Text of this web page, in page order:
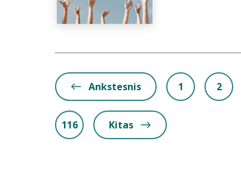
Ankstesnis 1 2
116 Kitas